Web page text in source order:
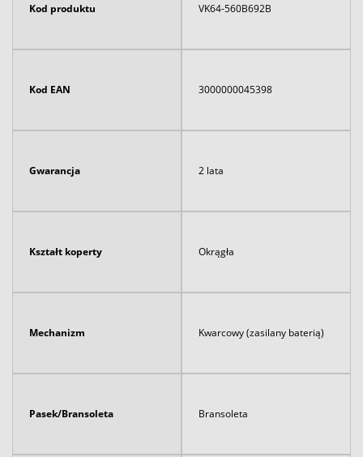
Kod produktu VK64-560B692B
Kod EAN 3000000045398
Gwarancja 2 lata
Kształt koperty Okrągła
Mechanizm Kwarcowy (zasilany baterią)
Pasek/Bransoleta Bransoleta